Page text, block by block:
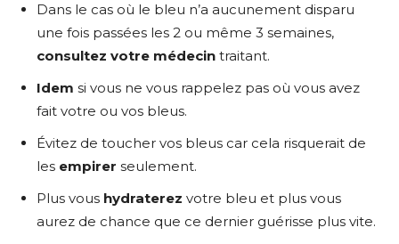
Dans le cas où le bleu n’a aucunement disparu
une fois passées les 2 ou même 3 semaines,
consultez votre médecin traitant.
Idem si vous ne vous rappelez pas où vous avez
fait votre ou vos bleus.
Évitez de toucher vos bleus car cela risquerait de
les empirer seulement.
Plus vous hydraterez votre bleu et plus vous
aurez de chance que ce dernier guérisse plus vite.